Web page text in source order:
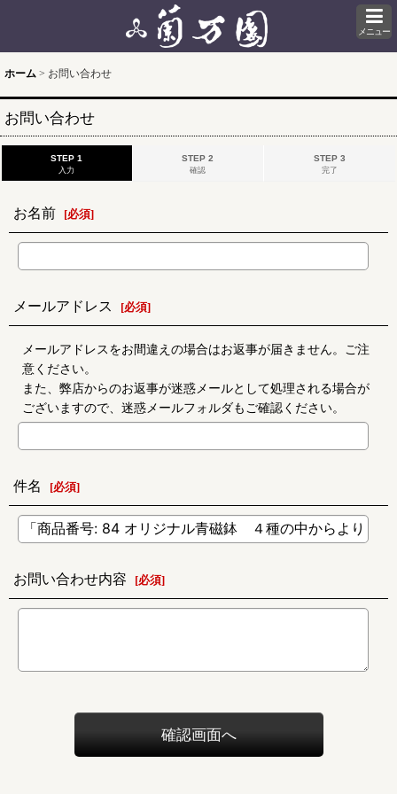
メニュー
ホーム > お問い合わせ
お問い合わせ
STEP 1
入力
STEP 2
確認
STEP 3
完了
お名前 [必須]
メールアドレス [必須]
メールアドレスをお間違えの場合はお返事が届きません。ご注
意ください。
また、弊店からのお返事が迷惑メールとして処理される場合が
ございますので、迷惑メールフォルダもご確認ください。
件名 [必須]
お問い合わせ内容 [必須]
確認画面へ